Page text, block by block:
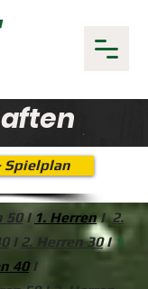
Spielplan
50 I 1. Herren I2.
I 2. Herren 30I1.
40 I